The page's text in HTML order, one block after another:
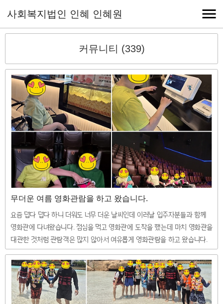
사회복지법인 인혜 인혜원
커뮤니티 (339)
무더운 여름 영화관람을 하고 왔습니다.
요즘 덥다 덥다 하니 더워도 너무 더운 날씨인데 이러날 입주자분들과 함께
영화관에 다녀왔습니다. 점심을 먹고 영화관에 도착을 했는데 마치 영화관을
대관한 것처럼 관람객은 많지 않아서 여유롭게 영화관람을 하고 왔습니다.
^^